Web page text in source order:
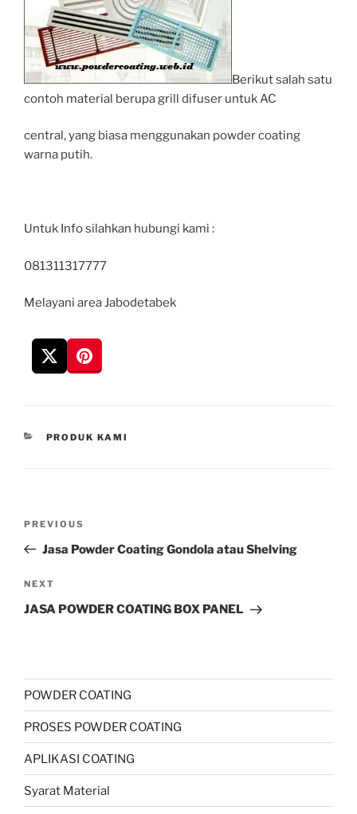
Berikut salah satu
contoh material berupa grill difuser untuk AC
central, yang biasa menggunakan powder coating
warna putih.
Untuk Info silahkan hubungi kami :
081311317777
Melayani area Jabodetabek
CATEGORIES
PRODUK KAMI
Previous
Post
PREVIOUS
Jasa Powder Coating Gondola atau Shelving
Next
Post
NEXT
JASA POWDER COATING BOX PANEL
POWDER COATING
PROSES POWDER COATING
APLIKASI COATING
Syarat Material